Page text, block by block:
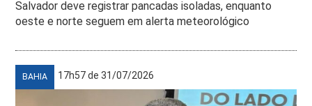
Salvador deve registrar pancadas isoladas, enquanto
oeste e norte seguem em alerta meteorológico
BAHIA 17h57 de 31/07/2026